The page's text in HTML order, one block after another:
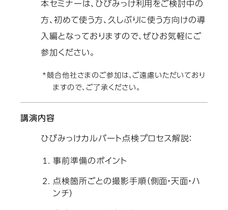
本セミナーは、ひびみっけ利用をご検討中の
方、初めて使う方、久しぶりに使う方向けの導
入編となっておりますので、ぜひお気軽にご
参加ください。
*競合他社さまのご参加は、ご遠慮いただいており
ますので、ご了承ください。
講演内容
ひびみっけカルバート点検プロセス解説：
事前準備のポイント
点検箇所ごとの撮影手順（側面・天面・ハ
ンチ）